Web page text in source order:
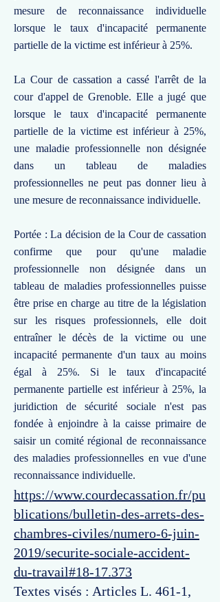
mesure de reconnaissance individuelle
lorsque le taux d'incapacité permanente
partielle de la victime est inférieur à 25%.
La Cour de cassation a cassé l'arrêt de la
cour d'appel de Grenoble. Elle a jugé que
lorsque le taux d'incapacité permanente
partielle de la victime est inférieur à 25%,
une maladie professionnelle non désignée
dans un tableau de maladies
professionnelles ne peut pas donner lieu à
une mesure de reconnaissance individuelle.
Portée : La décision de la Cour de cassation
confirme que pour qu'une maladie
professionnelle non désignée dans un
tableau de maladies professionnelles puisse
être prise en charge au titre de la législation
sur les risques professionnels, elle doit
entraîner le décès de la victime ou une
incapacité permanente d'un taux au moins
égal à 25%. Si le taux d'incapacité
permanente partielle est inférieur à 25%, la
juridiction de sécurité sociale n'est pas
fondée à enjoindre à la caisse primaire de
saisir un comité régional de reconnaissance
des maladies professionnelles en vue d'une
reconnaissance individuelle.
https://www.courdecassation.fr/pu
blications/bulletin-des-arrets-des-
chambres-civiles/numero-6-juin-
2019/securite-sociale-accident-
du-travail#18-17.373
Textes visés : Articles L. 461-1,